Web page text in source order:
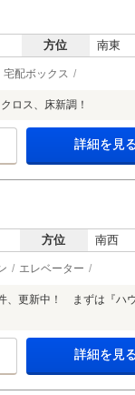
方位 南東
宅配ボックス
ロス、床新調！
詳細を見
方位 南西
エレベーター
、更新中！ まずは『ハ
詳細を見